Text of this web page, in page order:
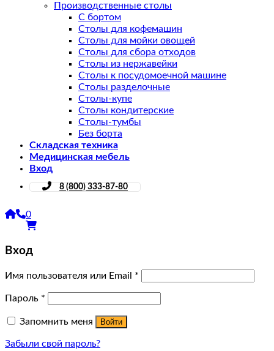
Производственные столы
С бортом
Столы для кофемашин
Столы для мойки овощей
Столы для сбора отходов
Столы из нержавейки
Столы к посудомоечной машине
Столы разделочные
Столы-купе
Столы кондитерские
Столы-тумбы
Без борта
Складская техника
Медицинская мебель
Вход
8 (800) 333-87-80
0
Вход
Имя пользователя или Email *
Пароль *
Запомнить меня Войти
Забыли свой пароль?